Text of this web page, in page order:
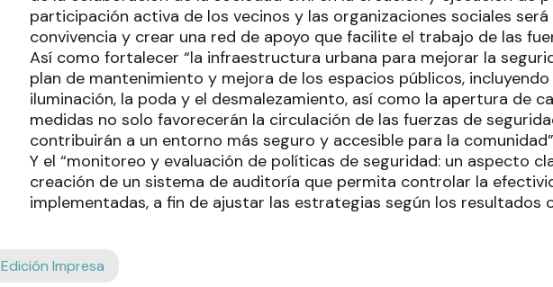
participación activa de los vecinos y las organizaciones sociales
convivencia y crear una red de apoyo que facilite el trabajo de las
Así como fortalecer “la infraestructura urbana para mejorar la
plan de mantenimiento y mejora de los espacios públicos,
iluminación, la poda y el desmalezamiento, así como la apertura de
medidas no solo favorecerán la circulación de las fuerzas de
contribuirán a un entorno más seguro y accesible para la
Y el “monitoreo y evaluación de políticas de seguridad: un aspecto
creación de un sistema de auditoría que permita controlar la
implementadas, a fin de ajustar las estrategias según los resultados
Edición Impresa